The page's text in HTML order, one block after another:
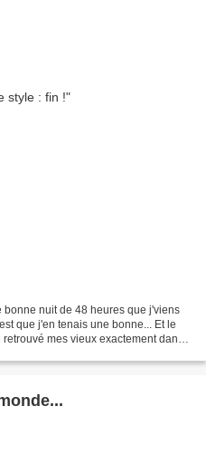
bonne nuit de 48 heures que j'viens
que j'en tenais une bonne... Et le
mes vieux exactement dans